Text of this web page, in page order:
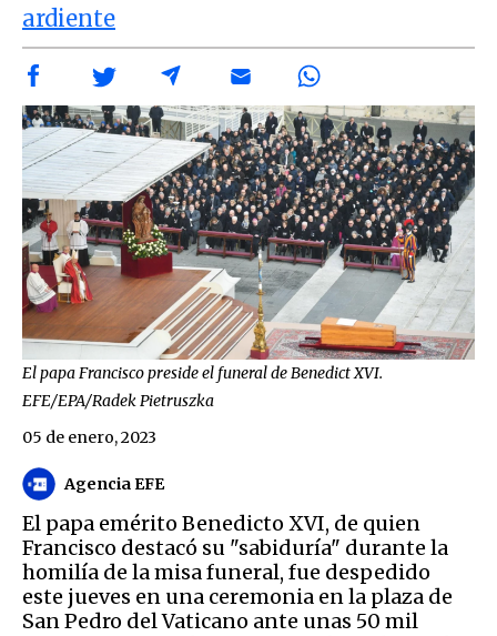
ardiente
El papa Francisco preside el funeral de Benedict XVI.
EFE/EPA/Radek Pietruszka
Agencia EFE
05 de enero, 2023
El papa emérito Benedicto XVI, de quien
Francisco destacó su "sabiduría" durante la
homilía de la misa funeral, fue despedido
este jueves en una ceremonia en la plaza de
San Pedro del Vaticano ante unas 50 mil